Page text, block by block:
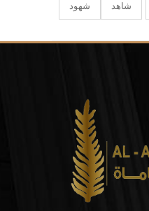
شاهد شهود